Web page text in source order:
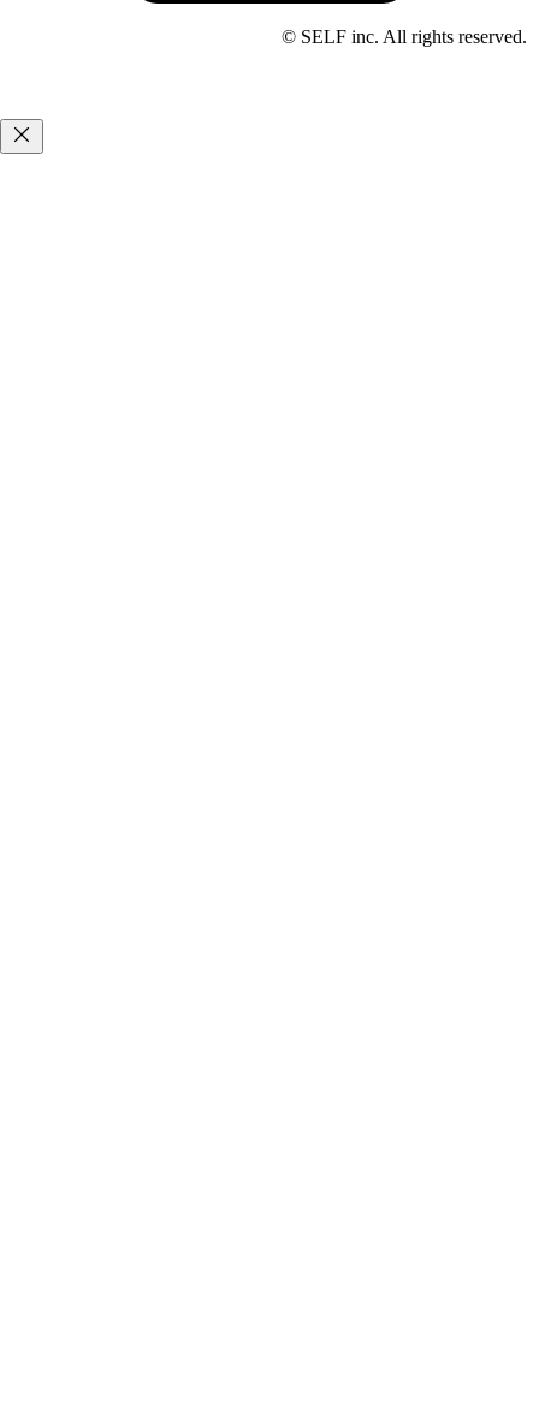
© SELF inc. All rights reserved.